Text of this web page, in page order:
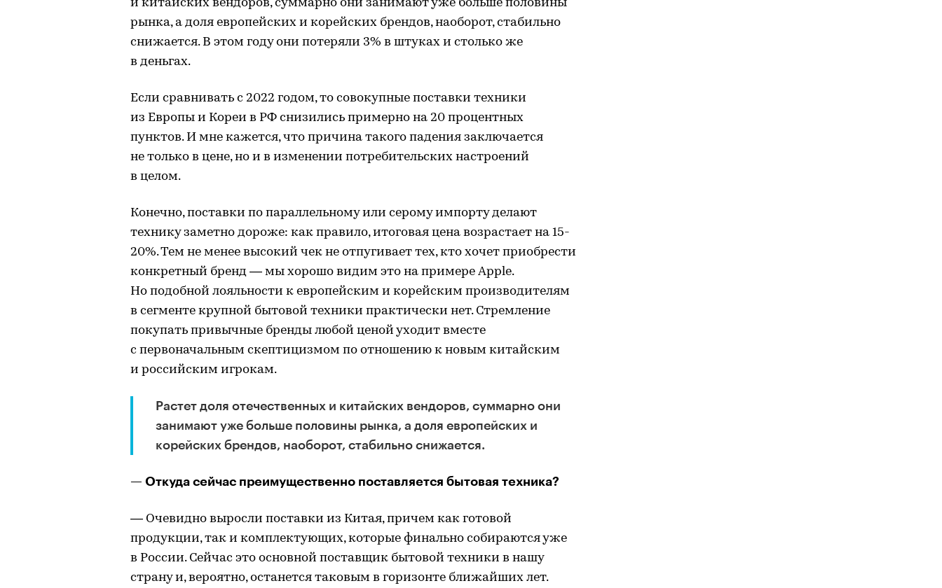
и китайских вендоров, суммарно они занимают уже больше половины
рынка, а доля европейских и корейских брендов, наоборот, стабильно
снижается. В этом году они потеряли 3% в штуках и столько же
в деньгах.
Если сравнивать с 2022 годом, то совокупные поставки техники
из Европы и Кореи в РФ снизились примерно на 20 процентных
пунктов. И мне кажется, что причина такого падения заключается
не только в цене, но и в изменении потребительских настроений
в целом.
Конечно, поставки по параллельному или серому импорту делают
технику заметно дороже: как правило, итоговая цена возрастает на 15-
20%. Тем не менее высокий чек не отпугивает тех, кто хочет приобрести
конкретный бренд — мы хорошо видим это на примере Apple.
Но подобной лояльности к европейским и корейским производителям
в сегменте крупной бытовой техники практически нет. Стремление
покупать привычные бренды любой ценой уходит вместе
с первоначальным скептицизмом по отношению к новым китайским
и российским игрокам.
Растет доля отечественных и китайских вендоров, суммарно они
занимают уже больше половины рынка, а доля европейских и
корейских брендов, наоборот, стабильно снижается.
— Откуда сейчас преимущественно поставляется бытовая техника?
— Очевидно выросли поставки из Китая, причем как готовой
продукции, так и комплектующих, которые финально собираются уже
в России. Сейчас это основной поставщик бытовой техники в нашу
страну и, вероятно, останется таковым в горизонте ближайших лет.